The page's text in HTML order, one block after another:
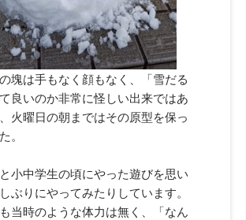
塊は手もなく顔もなく、「雪だる
良いのか非常に怪しい出来ではあ
火曜日の朝まではその原型を保っ
。
小中学生の頃にやった遊びを思い
ぶりにやってみたりしています。
当時のような体力は無く、「なん